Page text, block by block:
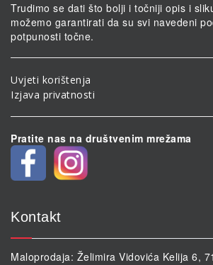
Trudimo se dati što bolji i točniji opis i
možemo garantirati da su svi navedeni
potpunosti točne.
Uvjeti korištenja
Izjava privatnosti
Pratite nas na društvenim mrežama
Kontakt
Maloprodaja: Želimira Vidovića Kelija 6,